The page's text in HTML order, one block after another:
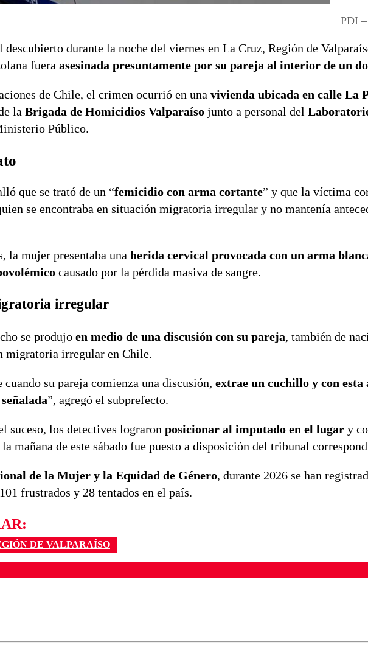
PDI
descubierto durante la noche del viernes en La Cruz, Región de
fuera asesinada presuntamente por su pareja al interior de un
de Chile, el crimen ocurrió en una vivienda ubicada en calle La
la Brigada de Homicidios Valparaíso junto a personal del
Público.
que se trató de un “femicidio con arma cortante” y que la víctima
se encontraba en situación migratoria irregular y no mantenía
la mujer presentaba una herida cervical provocada con un arma
causado por la pérdida masiva de sangre.
irregular
se produjo en medio de una discusión con su pareja, también de
migratoria irregular en Chile.
su pareja comienza una discusión, extrae un cuchillo y con esta
”, agregó el subprefecto.
suceso, los detectives lograron posicionar al imputado en el lugar y
mañana de este sábado fue puesto a disposición del tribunal
de la Mujer y la Equidad de Género, durante 2026 se han
frustrados y 28 tentados en el país.
DE VALPARAÍSO